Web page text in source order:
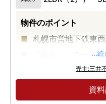
物件のポイント
札幌市営地下鉄東
「白石こころーど
北海道初！「ウル
テム」採用
...続
売主:三井
資